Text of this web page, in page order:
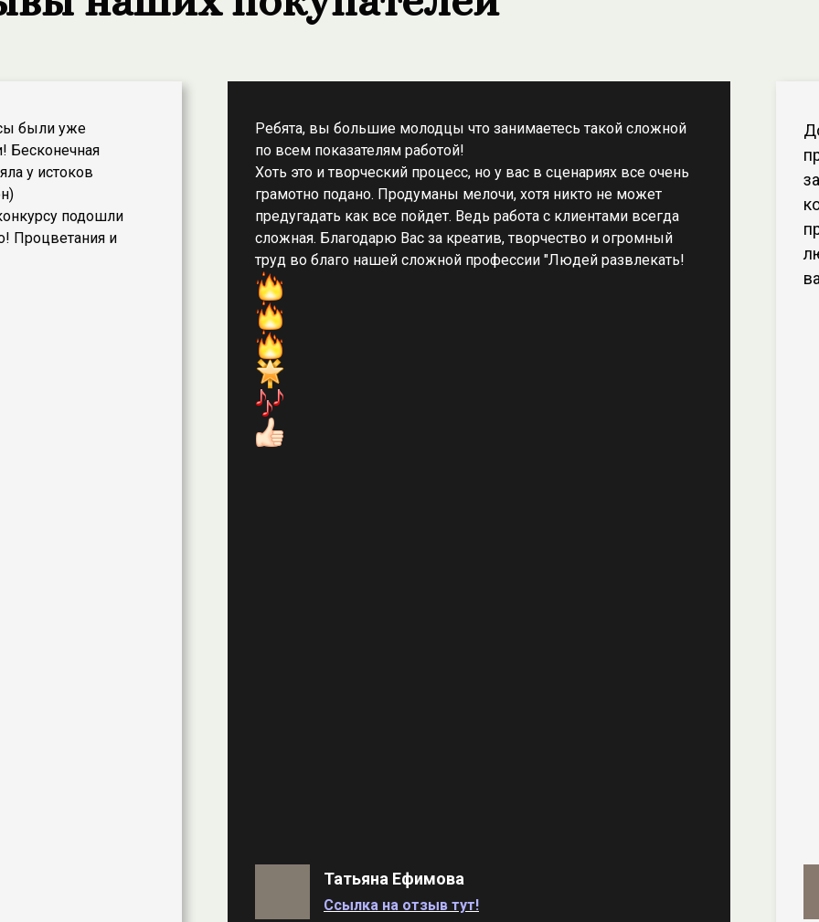
были уже
Бесконечная
у истоков
подошли
Процветания и
Ребята, вы большие молодцы что занимаетесь такой сложной
по всем показателям работой!
Хоть это и творческий процесс, но у вас в сценариях все очень
грамотно подано. Продуманы мелочи, хотя никто не может
предугадать как все пойдет. Ведь работа с клиентами всегда
сложная. Благодарю Вас за креатив, творчество и огромный
труд во благо нашей сложной профессии "Людей развлекать!
Татьяна Ефимова
Ссылка на отзыв тут!